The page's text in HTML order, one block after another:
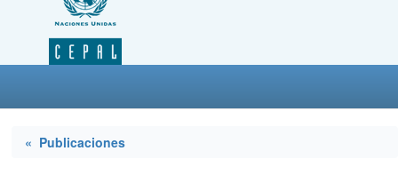
« Publicaciones